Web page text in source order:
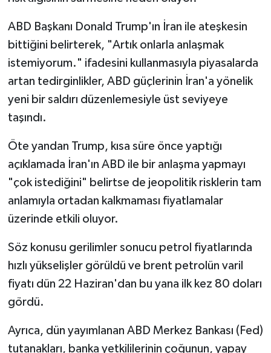
ABD Başkanı Donald Trump'ın İran ile ateşkesin
bittiğini belirterek, "Artık onlarla anlaşmak
istemiyorum." ifadesini kullanmasıyla piyasalarda
artan tedirginlikler, ABD güçlerinin İran'a yönelik
yeni bir saldırı düzenlemesiyle üst seviyeye
taşındı.
Öte yandan Trump, kısa süre önce yaptığı
açıklamada İran'ın ABD ile bir anlaşma yapmayı
"çok istediğini" belirtse de jeopolitik risklerin tam
anlamıyla ortadan kalkmaması fiyatlamalar
üzerinde etkili oluyor.
Söz konusu gerilimler sonucu petrol fiyatlarında
hızlı yükselişler görüldü ve brent petrolün varil
fiyatı dün 22 Haziran'dan bu yana ilk kez 80 doları
gördü.
Ayrıca, dün yayımlanan ABD Merkez Bankası (Fed)
tutanakları, banka yetkililerinin çoğunun, yapay